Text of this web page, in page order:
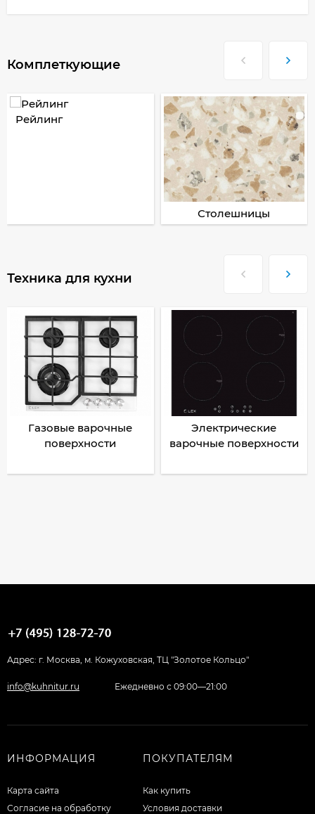
Комплеткующие
Рейлинг
Столешницы
Техника для кухни
Газовые варочные
поверхности
Электрические
варочные поверхности
Адрес: г. Москва, м. Кожуховская, ТЦ "Золотое Кольцо"
info@kuhnitur.ru Ежедневно с 09:00—21:00
ИНФОРМАЦИЯ
Карта сайта
Согласие на обработку
ПОКУПАТЕЛЯМ
Как купить
Условия доставки